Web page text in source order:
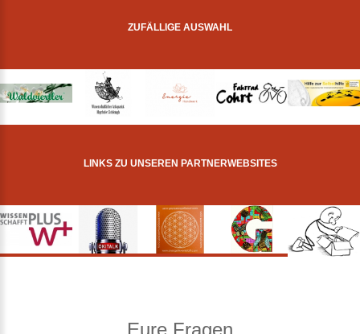
ZUFÄLLIGE AUSWAHL
LINKS ZU UNSEREN PARTNERWEBSITES
Eure Fragen